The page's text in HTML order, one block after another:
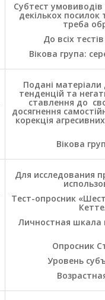
Субтест умовиводів
декількох посилок
треба
До всіх
Вікова група:
Подані матеріали
тенденцій та
ставлення до
досягнення
корекція
Вікова
Для исследования
Тест-опросник
Личностная шкала
Опросник
Уровень